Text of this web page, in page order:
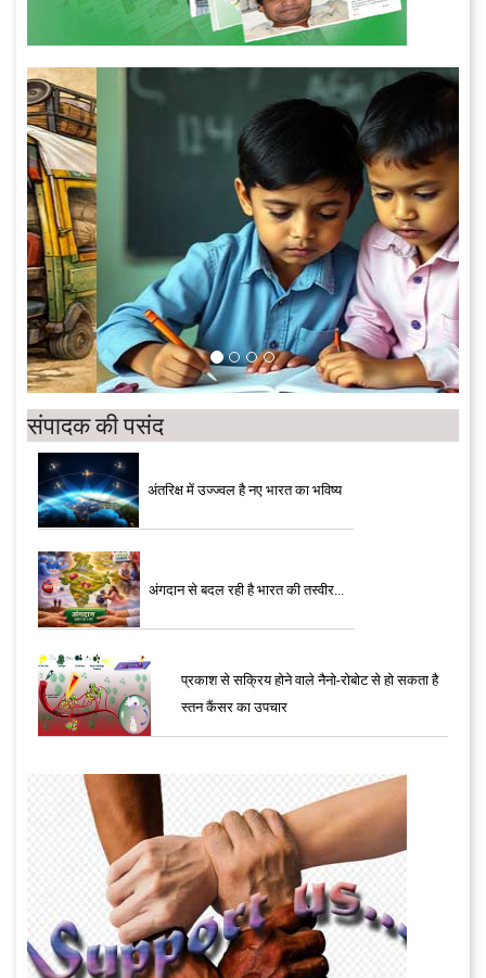
संपादक की पसंद
अंतरिक्ष में उज्ज्वल है नए भारत का भविष्य
अंगदान से बदल रही है भारत की तस्वीर...
प्रकाश से सक्रिय होने वाले नैनो-रोबोट से हो सकता है
स्तन कैंसर का उपचार